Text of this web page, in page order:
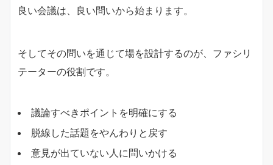
良い会議は、良い問いから始まります。
そしてその問いを通じて場を設計するのが、ファシリ
テーターの役割です。
議論すべきポイントを明確にする
脱線した話題をやんわりと戻す
意見が出ていない人に問いかける